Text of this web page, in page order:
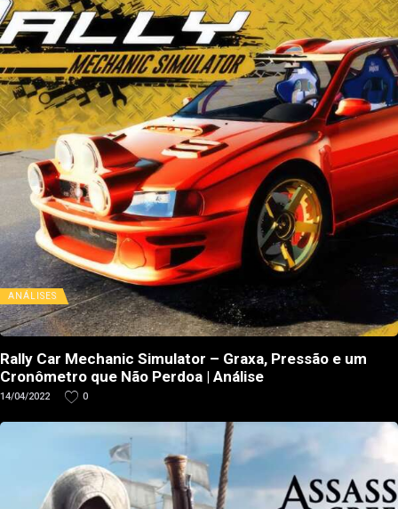
ANÁLISES
Rally Car Mechanic Simulator – Graxa, Pressão e um
Cronômetro que Não Perdoa | Análise
14/04/2022 0